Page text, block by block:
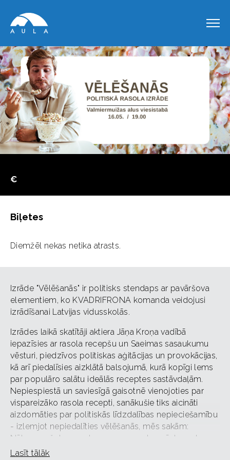
€
Biļetes
Diemžēl nekas netika atrasts.
Izrāde "Vēlēšanās" ir politisks stendaps ar pavāršova
elementiem, ko KVADRIFRONA komanda veidojusi
izrādīšanai Latvijas vidusskolās.
Izrādes laikā skatītāji aktiera Jāņa Kroņa vadībā
iepazīsies ar rasola recepšu un Saeimas sasaukumu
vēsturi, piedzīvos politiskas aģitācijas un provokācijas,
kā arī piedalīsies aizklātā balsojumā, kurā kopīgi lems
par populāro salātu ideālās receptes sastāvdaļām.
Nepiespiestā un saviesīgā gaisotnē vienojoties par
vispareizāko rasola recepti, sanākušie tiks aicināti
aizdomāties par politiskās līdzdalības nepieciešamību
- izlemjot nepiedalīties vēlēšanās, mēs sakām:
Nākamos četrus gadus es esmu gatavs ēst rasolu,
kura recepti noteicis kāds cits.
Lasīt tālāk